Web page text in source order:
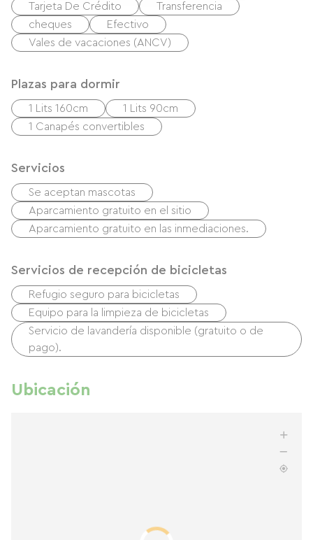
Tarjeta De Crédito
Transferencia
cheques
Efectivo
Vales de vacaciones (ANCV)
Plazas para dormir
1 Lits 160cm
1 Lits 90cm
1 Canapés convertibles
Servicios
Se aceptan mascotas
Aparcamiento gratuito en el sitio
Aparcamiento gratuito en las inmediaciones.
Servicios de recepción de bicicletas
Refugio seguro para bicicletas
Equipo para la limpieza de bicicletas
Servicio de lavandería disponible (gratuito o de
pago).
Ubicación